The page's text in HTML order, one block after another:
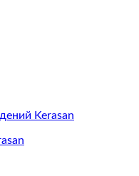
Kerasan